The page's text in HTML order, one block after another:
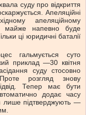
суду про відкриття
Апеляційні
апеляційному
майже напевно буде
ці юридичні баталії
гальмується суто
приклад —30 квітня
суду стосовно
розгляд знову
Тепер має бути
додає часу
лише підтверджують —